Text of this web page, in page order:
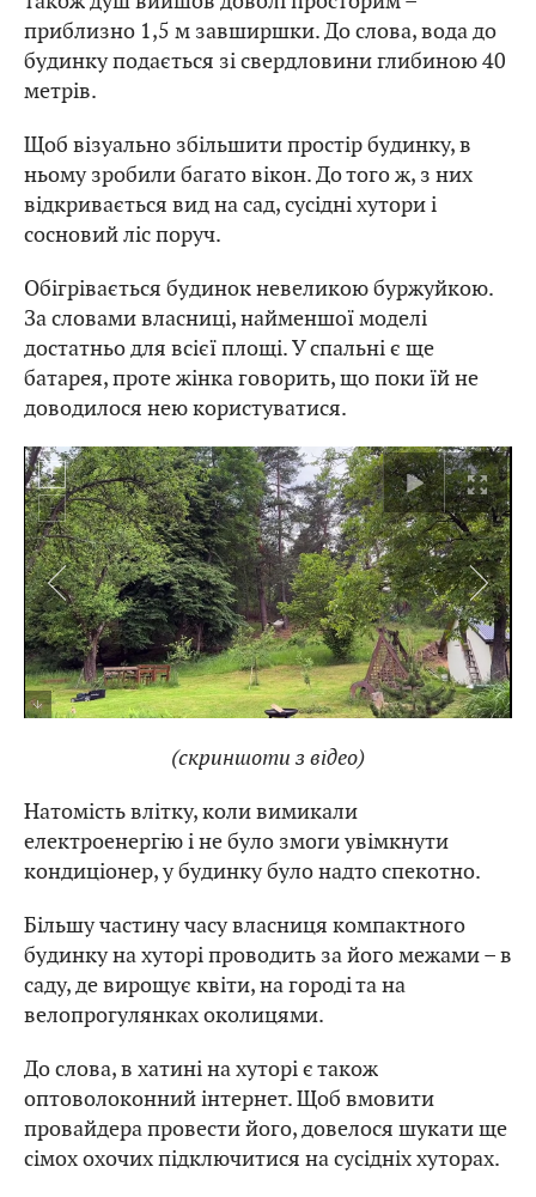
приблизно 1,5 м завширшки. До слова, вода до
будинку подається зі свердловини глибиною 40
метрів.
Щоб візуально збільшити простір будинку, в
ньому зробили багато вікон. До того ж, з них
відкривається вид на сад, сусідні хутори і
сосновий ліс поруч.
Обігрівається будинок невеликою буржуйкою.
За словами власниці, найменшої моделі
достатньо для всієї площі. У спальні є ще
батарея, проте жінка говорить, що поки їй не
доводилося нею користуватися.
Територія біля будиночку(скриншоти з відео)
Натомість влітку, коли вимикали
електроенергію і не було змоги увімкнути
кондиціонер, у будинку було надто спекотно.
Більшу частину часу власниця компактного
будинку на хуторі проводить за його межами – в
саду, де вирощує квіти, на городі та на
велопрогулянках околицями.
До слова, в хатині на хуторі є також
оптоволоконний інтернет. Щоб вмовити
провайдера провести його, довелося шукати ще
сімох охочих підключитися на сусідніх хуторах.